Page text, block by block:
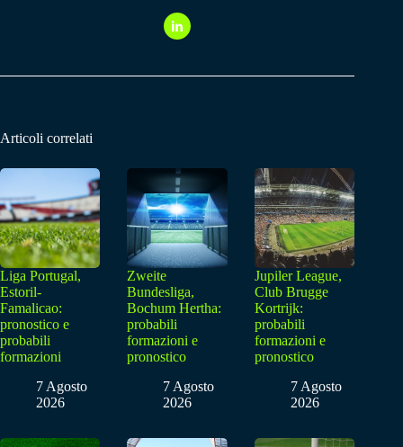
Articoli correlati
Liga Portugal,
Estoril-
Famalicao:
pronostico e
probabili
formazioni
7 Agosto
2026
Zweite
Bundesliga,
Bochum Hertha:
probabili
formazioni e
pronostico
7 Agosto
2026
Jupiler League,
Club Brugge
Kortrijk:
probabili
formazioni e
pronostico
7 Agosto
2026